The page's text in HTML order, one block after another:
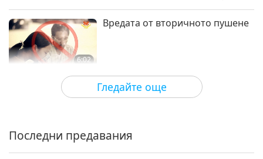
Гледайте още
6:02
Вредата от вторичното пушене
2019-09-17 6560
6:03
Последни предавания